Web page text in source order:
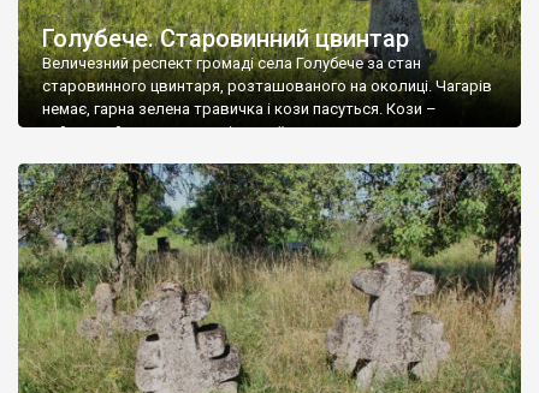
Голубече. Старовинний цвинтар
Величезний респект громаді села Голубече за стан
старовинного цвинтаря, розташованого на околиці. Чагарів
немає, гарна зелена травичка і кози пасуться. Кози –
найкращий регулятор шкідливої, для старих кладовищ,
бруньками, кози ті бруньки обгризають, бо то улюблений
делікатес. На цвинтарі у Голубечому ціла колекція
різноманітних форм хрестів. Село відносно невелике, […]